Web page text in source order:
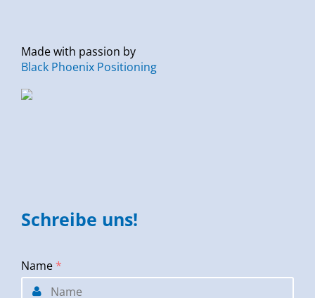
Made with passion by
Black Phoenix Positioning
Schreibe uns!
Name *